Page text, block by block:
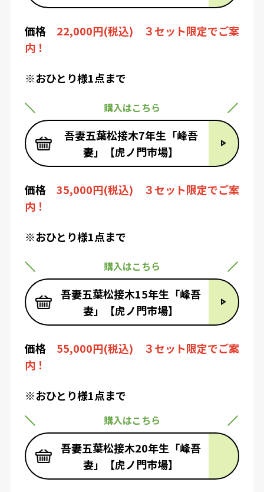
価格 22,000円(税込) ３セット限定でご案
内！
※おひとり様1点まで
購入はこちら
吾妻五葉松接木7年生「峰吾
妻」【虎ノ門市場】
価格 35,000円(税込) ３セット限定でご案
内！
※おひとり様1点まで
購入はこちら
吾妻五葉松接木15年生「峰吾
妻」【虎ノ門市場】
価格 55,000円(税込) ３セット限定でご案
内！
※おひとり様1点まで
購入はこちら
吾妻五葉松接木20年生「峰吾
妻」【虎ノ門市場】